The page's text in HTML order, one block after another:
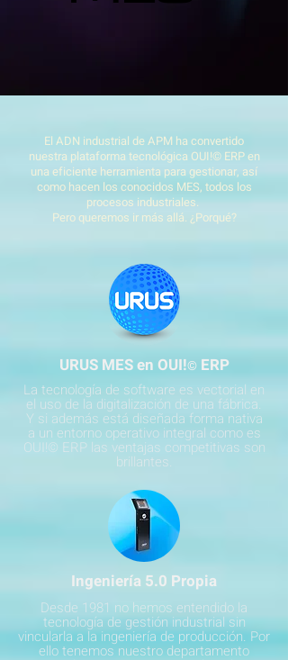
El ADN industrial de APM ha convertido
nuestra plataforma tecnológica OUI!© ERP en
una eficiente herramienta para gestionar, así
como hacen los conocidos MES, todos los
procesos industriales.
Pero queremos ir más allá. ¿Porqué?
URUS MES en OUI!©ERP
La tecnología de software es vectorial en
el uso de la digitalización de una fábrica.
Y si además está diseñada forma nativa
a un entorno operativo integral como es
OUI!© ERP las ventajas competitivas son
brillantes.
Ingeniería 5.0 Propia
Desde 1981 no hemos entendido la
tecnología de gestión industrial sin
vincularla a la ingeniería de producción. Por
ello tenemos nuestro departamento